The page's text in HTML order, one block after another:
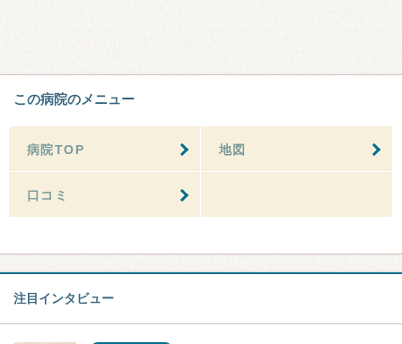
この病院のメニュー
病院TOP 地図
口コミ
注目インタビュー